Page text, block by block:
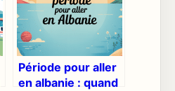
Période pour aller
en albanie : quand